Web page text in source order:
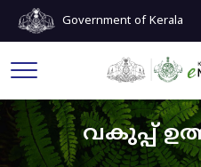
Government of Kerala
വകുപ്പ്